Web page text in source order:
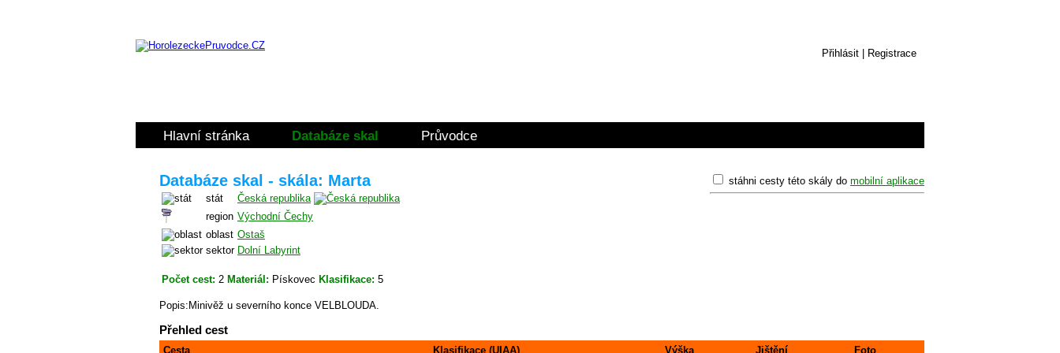
Přihlásit Registrace
Hlavní stránka Databáze skal Průvodce
stáhni cesty této skály do mobilní aplikace
Databáze skal - skála: Marta
stát
Česká republika
region Východní Čechy
oblast Ostaš
sektor Dolní Labyrint
Počet cest: 2 Materiál: Pískovec Klasifikace: 5
Popis:Minivěž u severního konce VELBLOUDA.
Přehled cest
Cesta Klasifikace (UIAA) Výška Jištění Foto